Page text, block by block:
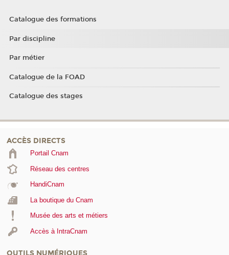
Catalogue des formations
Par discipline
Par métier
Catalogue de la FOAD
Catalogue des stages
ACCÈS DIRECTS
Portail Cnam
Réseau des centres
HandiCnam
La boutique du Cnam
Musée des arts et métiers
Accès à IntraCnam
OUTILS NUMÉRIQUES